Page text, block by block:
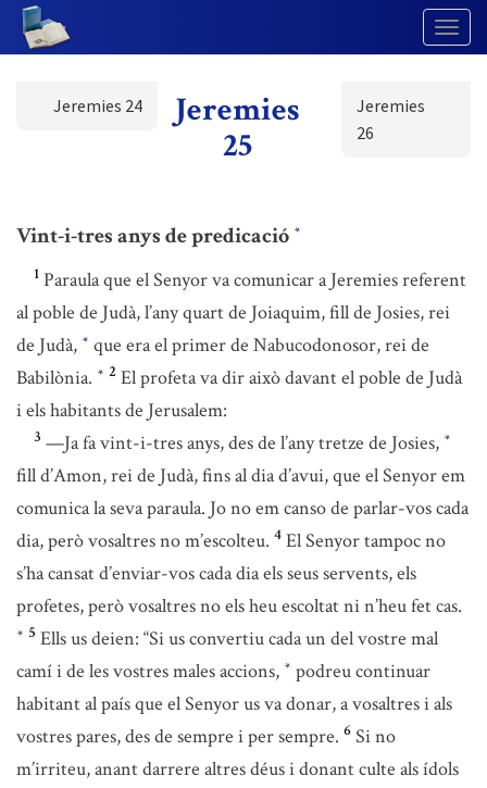
Jeremies 24
Jeremies
25
Jeremies
26
Vint-i-tres anys de predicació *
1 Paraula que el Senyor va comunicar a Jeremies referent
al poble de Judà, l’any quart de Joiaquim, fill de Josies, rei
de Judà, * que era el primer de Nabucodonosor, rei de
Babilònia. * 2 El profeta va dir això davant el poble de Judà
i els habitants de Jerusalem:
3 —Ja fa vint-i-tres anys, des de l’any tretze de Josies, *
fill d’Amon, rei de Judà, fins al dia d’avui, que el Senyor em
comunica la seva paraula. Jo no em canso de parlar-vos cada
dia, però vosaltres no m’escolteu. 4 El Senyor tampoc no
s’ha cansat d’enviar-vos cada dia els seus servents, els
profetes, però vosaltres no els heu escoltat ni n’heu fet cas.
* 5 Ells us deien: “Si us convertiu cada un del vostre mal
camí i de les vostres males accions, * podreu continuar
habitant al país que el Senyor us va donar, a vosaltres i als
vostres pares, des de sempre i per sempre. 6 Si no
m’irriteu, anant darrere altres déus i donant culte als ídols